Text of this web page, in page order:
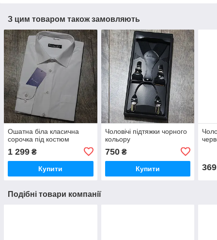
З цим товаром також замовляють
Ошатна біла класична
сорочка під костюм
1 299 ₴
Купити
Чоловічі підтяжки чорного
кольору
750₴
Купити 369
Подібні товари компанії